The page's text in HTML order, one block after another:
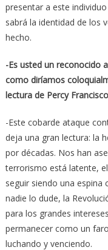
presentar a este
sabrá la identidad de los
hecho.
-Es usted un reconocido
como diríamos
lectura de Percy
-Este cobarde ataque
deja una gran lectura: la
por décadas. Nos han
terrorismo está latente,
seguir siendo una espina
nadie lo dude, la
para los grandes
permanecer como un
luchando y venciendo.